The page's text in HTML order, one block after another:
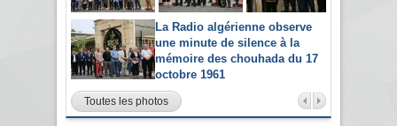
La Radio algérienne observe
une minute de silence à la
mémoire des chouhada du 17
octobre 1961
Toutes les photos